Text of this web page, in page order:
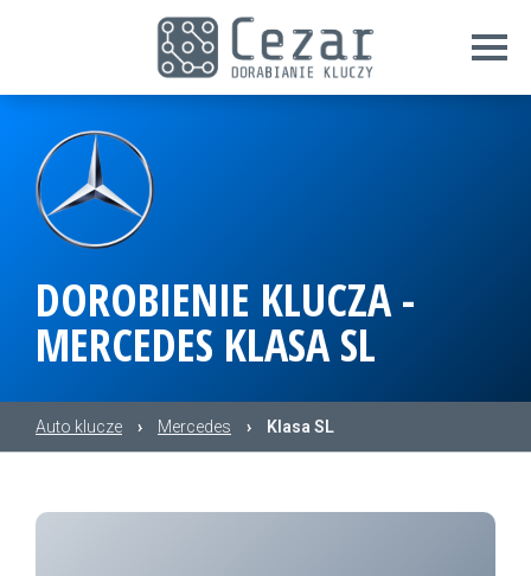
DOROBIENIE KLUCZA -
MERCEDES KLASA SL
Auto klucze › Mercedes › Klasa SL